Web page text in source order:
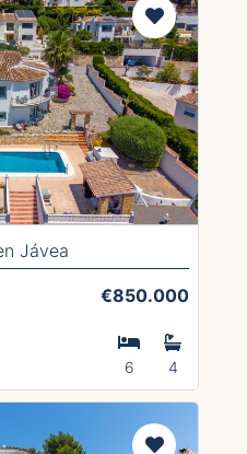
Jávea
€850.000
6 4